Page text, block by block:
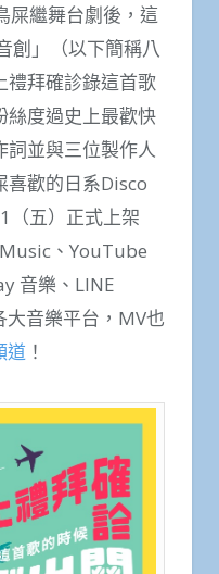
屎繼舞台劇後，這
創」（以下簡稱八
禮拜確診錄這首歌
絲度過史上最歡快
詞並與三位製作人
喜歡的日系Disco
（五）正式上架
、YouTube
音樂、LINE
音樂平台，MV也
道 ！